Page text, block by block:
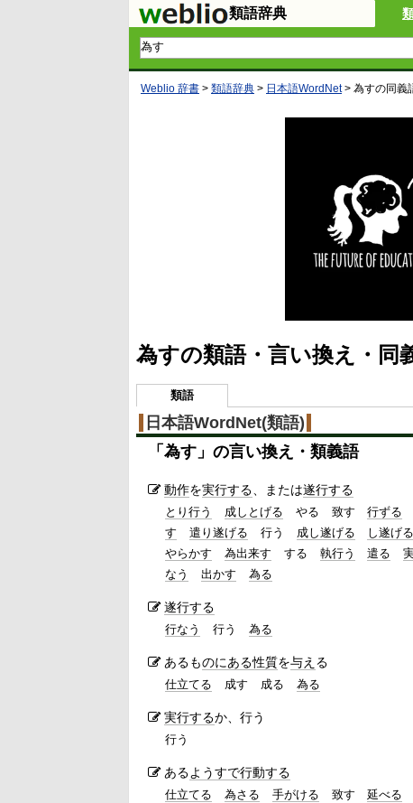
類語辞典
Weblio 辞書 > 類語辞典 > 日本語WordNet> 為すの同義
為すの類語・言い換え・同
類語
日本語WordNet(類語)
「 為す 」の言い換え・類義語
動作を実行する、または遂行する
とり行う 成しとげる やる 致す 行ずる
す
遣り遂げる 行う 成し遂げる し遂げる
やらかす
為出来す する 執行う 遣る
なう
出かす 為る
遂行する
行なう 行う 為る
あるものにある性質を与え る
仕立てる 成す 成る 為る
実行するか、行う
行う
あるようすで行動する
仕立てる 為さる 手がける 致す 延べる